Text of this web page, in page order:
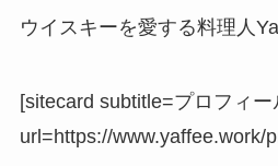
ウイスキーを愛する料理人
[sitecard subtitle=プロフィー
url=https://www.yaffee.work/